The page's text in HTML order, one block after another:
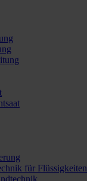
für Flüssigkeiten